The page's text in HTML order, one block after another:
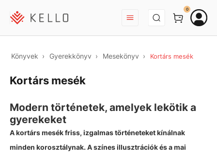
BEJELENTKEZÉS
0
Könyvek Gyerekkönyv Mesekönyv Kortárs mesék
Kortárs mesék
Modern történetek, amelyek lekötik a
gyerekeket
A kortárs mesék friss, izgalmas történeteket kínálnak
minden korosztálynak. A színes illusztrációk és a mai